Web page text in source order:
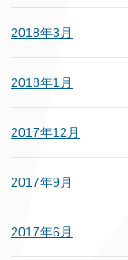
2018年3月
2018年1月
2017年12月
2017年9月
2017年6月